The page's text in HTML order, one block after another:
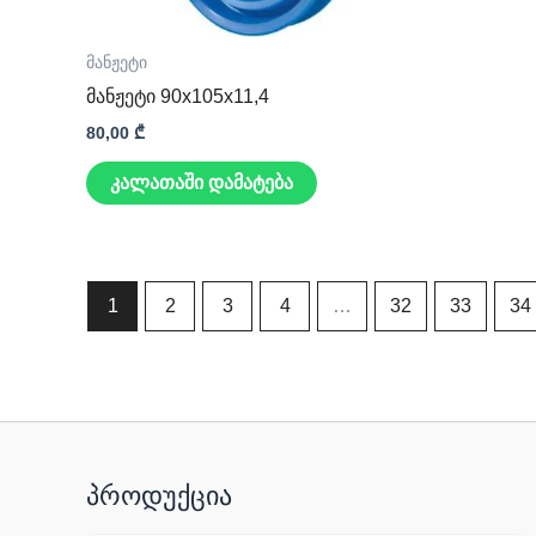
მანჟეტი
მანჟეტი 90x105x11,4
80,00 ₾
კალათაში დამატება
1 2 3 4 … 32 33 34
პროდუქცია